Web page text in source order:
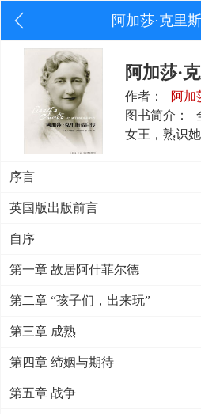
阿加莎·克里
阿加莎·
作者：
阿加
图书简介：
女王，熟识
序言
英国版出版前言
自序
第一章 故居阿什菲尔德
第二章 “孩子们，出来玩”
第三章 成熟
第四章 缔姻与期待
第五章 战争